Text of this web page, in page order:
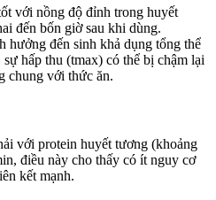
với nồng độ đỉnh trong huyết
đến bốn giờ sau khi dùng.
hưởng đến sinh khả dụng tổng thể
hấp thu (tmax) có thể bị chậm lại
chung với thức ăn.
với protein huyết tương (khoảng
điều này cho thấy có ít nguy cơ
kết mạnh.